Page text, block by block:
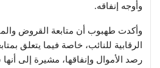
وأوجه إنفاقه.
وأكدت طهبوب أن متابعة القروض
الرقابية للنائب، خاصة فيما يتعلق
رصد الأموال وإنفاقها، مشيرة إلى